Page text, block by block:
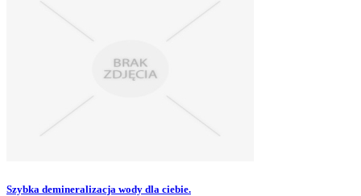
Szybka demineralizacja wody dla ciebie.